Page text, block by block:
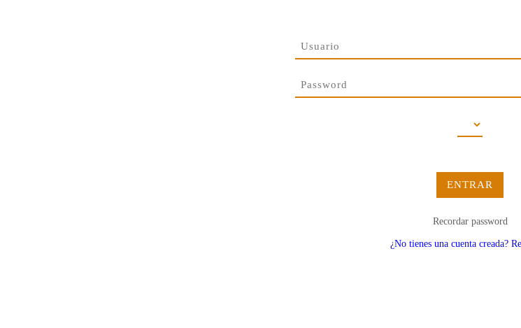
ENTRAR
Recordar password
¿No tienes una cuenta creada?